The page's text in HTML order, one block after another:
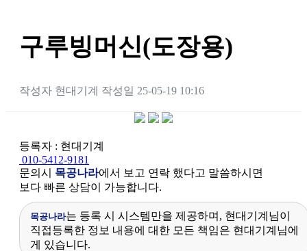
구루빙머신(도장용)
작성자 현대기계 작성일 25-05-19 10:16
등록자 : 현대기계
010-5412-9181
문의시 목공나라에서 보고 연락 했다고 말씀하시면
보다 빠른 상담이 가능합니다.
목공나라는 등록 시 시스템만을 제공하며, 현대기계님이
직접등록한 정보 내용에 대한 모든 책임은 현대기계님에
게 있습니다.